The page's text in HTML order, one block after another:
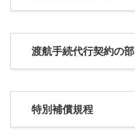
渡航手続代行契約の部
特別補償規程